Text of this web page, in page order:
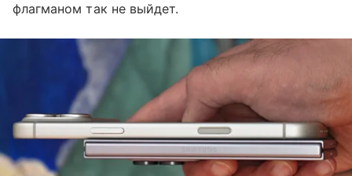
флагманом так не выйдет.